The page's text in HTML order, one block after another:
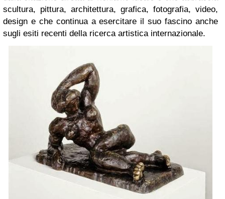
scultura, pittura, architettura, grafica, fotografia, video,
design e che continua a esercitare il suo fascino anche
sugli esiti recenti della ricerca artistica internazionale.